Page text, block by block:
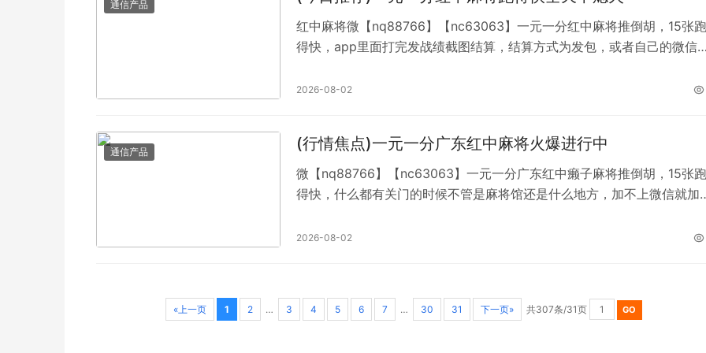
通信产品
红中麻将微【nq88766】【nc63063】一元一分红中麻将推倒胡，15张跑
得快，app里面打完发战绩截图结算，结算方式为发包，或者自己的微信跟
不怕跑包。也不用担心打合手每局可以自己回放，实时定位，随时可退。
2026-08-02
通信产品 (行情焦点)一元一分广东红中麻将火爆进行中
微【nq88766】【nc63063】一元一分广东红中癞子麻将推倒胡，15张跑
得快，什么都有关门的时候不管是麻将馆还是什么地方，加不上微信就加
通宵不熄火。专业做群五年多你有你的麻将馆我有我的麻将群，群内发包
2026-08-02
«上一页 1 2 … 3 4 5 6 7 … 30 31 下一页» 共307条/31页